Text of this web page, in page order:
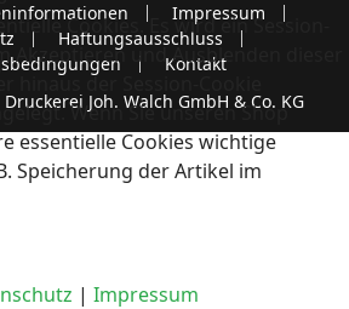
Impressum
Haftungsausschluss
Kontakt
Joh. Walch GmbH & Co. KG
Cookies. Es wird ein Session-
Akzeptieren und Ausblenden dieser
hinaus der Session-Cookie
Wenn Sie unseren Shop
essentielle Cookies wichtige
Speicherung der Artikel im
| Impressum